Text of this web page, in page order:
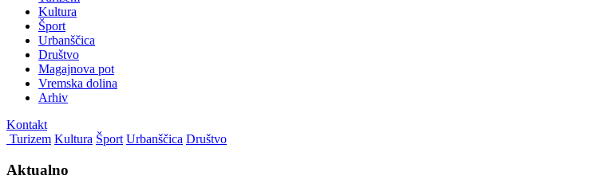
Kultura
Šport
Urbanščica
Društvo
Magajnova pot
Vremska dolina
Arhiv
Kontakt
Turizem Kultura Šport Urbanščica Društvo
Aktualno